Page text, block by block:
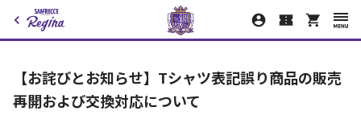
【お詫びとお知らせ】Tシャツ表記誤り商品の販売
再開および交換対応について